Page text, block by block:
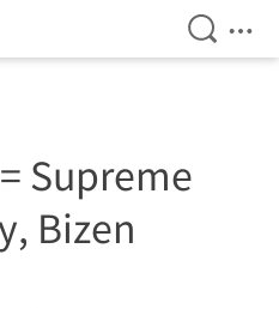
Open
Supreme
Bizen